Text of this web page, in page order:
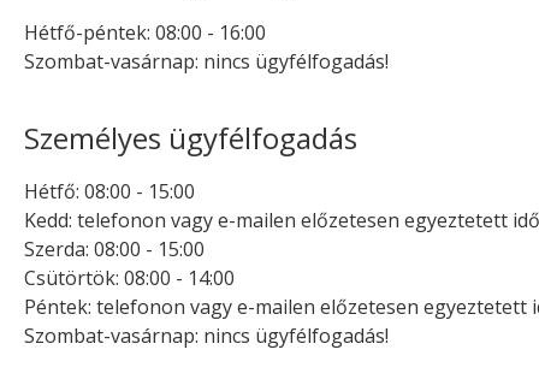
Hétfő-péntek: 08:00 - 16:00
Szombat-vasárnap: nincs ügyfélfogadás!
Személyes ügyfélfogadás
Hétfő: 08:00 - 15:00
Kedd: telefonon vagy e-mailen előzetesen egyeztetett
Szerda: 08:00 - 15:00
Csütörtök: 08:00 - 14:00
Péntek: telefonon vagy e-mailen előzetesen egyeztetett
Szombat-vasárnap: nincs ügyfélfogadás!